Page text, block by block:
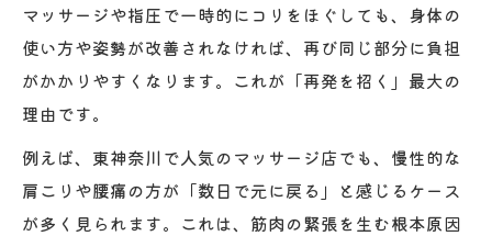
マッサージや指圧で一時的にコリをほぐしても、身体の
使い方や姿勢が改善されなければ、再び同じ部分に負担
がかかりやすくなります。これが「再発を招く」最大の
理由です。
例えば、東神奈川で人気のマッサージ店でも、慢性的な
肩こりや腰痛の方が「数日で元に戻る」と感じるケース
が多く見られます。これは、筋肉の緊張を生む根本原因